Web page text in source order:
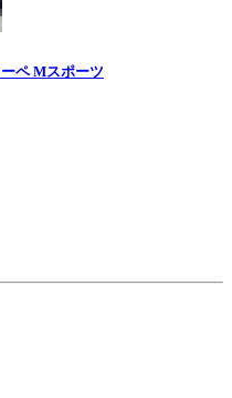
ペ Mスポーツ